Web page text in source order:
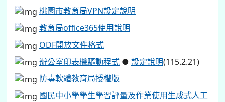
桃園市教育局VPN設定說明
教育局office365使用說明
ODF開放文件格式
辦公室印表機驅動程式 ● 設定說明(115.2.21)
防毒軟體教育局授權版
國民中小學學生學習評量及作業使用生成式人工